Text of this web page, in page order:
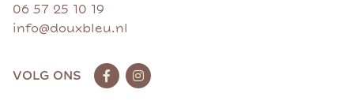
06 57 25 10 19
info@douxbleu.nl
VOLG ONS